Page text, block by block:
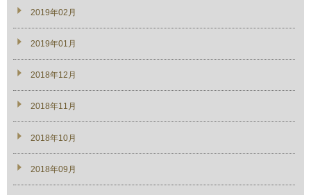
2019年02月
2019年01月
2018年12月
2018年11月
2018年10月
2018年09月